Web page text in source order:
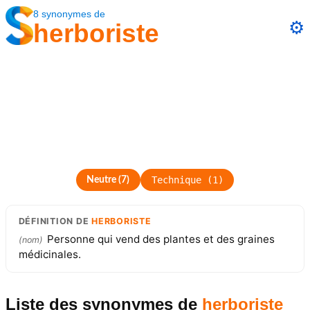
8synonymes de
herboriste ⚙️
Neutre (7) Technique(1 )
DÉFINITION DEHERBORISTE
(nom) Personne qui vend des plantes et des graines
médicinales.
Liste des synonymes de herboriste